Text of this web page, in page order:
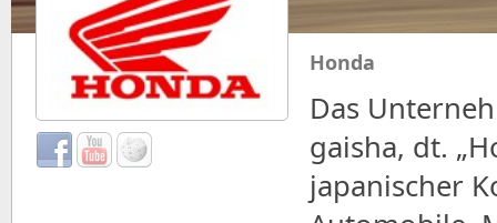
Honda
Das
gaisha, dt.
japanischer